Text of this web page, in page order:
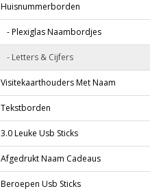
Huisnummerborden
- Plexiglas Naambordjes
- Letters & Cijfers
Visitekaarthouders Met Naam
Tekstborden
3.0 Leuke Usb Sticks
Afgedrukt Naam Cadeaus
Beroepen Usb Sticks